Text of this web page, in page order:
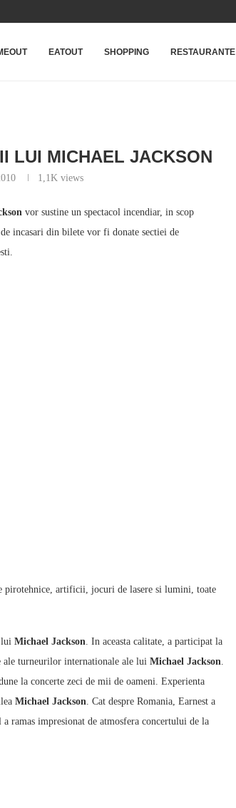
EATOUT SHOPPING RESTAURANTE
LUI MICHAEL JACKSON
1,1Kviews
vor sustine un spectacol incendiar, in scop
incasari din bilete vor fi donate sectiei de
pirotehnice, artificii, jocuri de lasere si lumini, toate
lui Michael Jackson. In aceasta calitate, a participat la
ale turneurilor internationale ale lui Michael Jackson.
la concerte zeci de mii de oameni. Experienta
Michael Jackson. Cat despre Romania, Earnest a
ramas impresionat de atmosfera concertului de la